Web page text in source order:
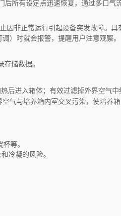
所有设定点迅速恢复，通过多口气
非正常运行引起设备突发故障。具
）时就会报警，提醒用户注意观察。
储数据。
后进入箱体；有效过滤掉外界空气
气与培养箱内室交叉污染，使培养箱
杯等。
冷凝的风险。